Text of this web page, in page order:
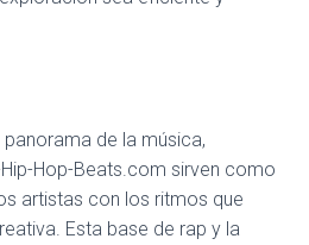
de la música,
Hop-Beats.com sirven como
artistas con los ritmos que
Esta base de rap y la